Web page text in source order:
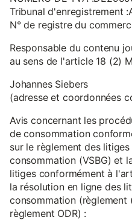
Tribunal d'enregistrement
N° de registre du
Responsable du contenu
au sens de l'article 18 (2)
Johannes Siebers
(adresse et coordonnées
Avis concernant les
de consommation
sur le règlement des
consommation (VSBG) et
litiges conformément à
la résolution en ligne des
consommation (règlement
règlement ODR) :